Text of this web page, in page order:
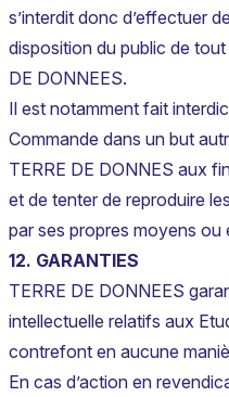
s’interdit donc d’effectuer
disposition du public de
DE DONNEES.
Il est notamment fait
Commande dans un but
TERRE DE DONNES aux
et de tenter de reproduire
par ses propres moyens ou
12. GARANTIES
TERRE DE DONNEES
intellectuelle relatifs aux
contrefont en aucune
En cas d’action en